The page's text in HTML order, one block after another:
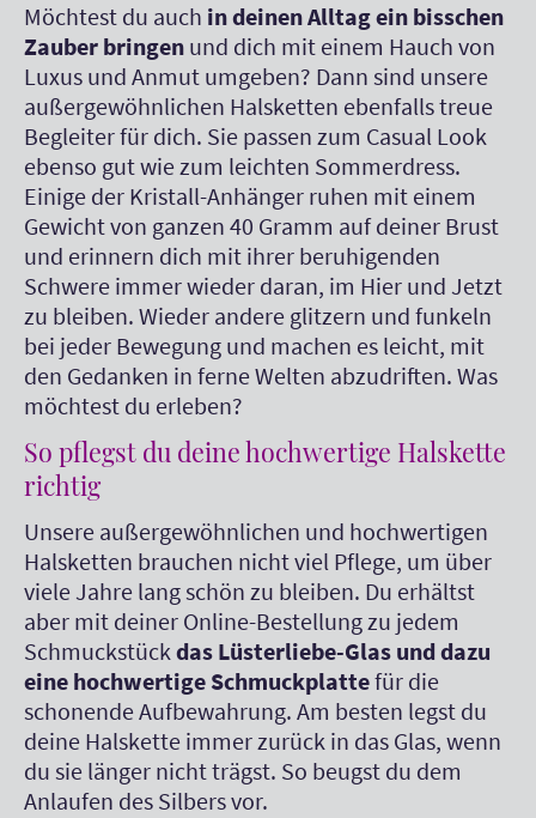
Möchtest du auch in deinen Alltag ein bisschen
Zauber bringen und dich mit einem Hauch von
Luxus und Anmut umgeben? Dann sind unsere
außergewöhnlichen Halsketten ebenfalls treue
Begleiter für dich. Sie passen zum Casual Look
ebenso gut wie zum leichten Sommerdress.
Einige der Kristall-Anhänger ruhen mit einem
Gewicht von ganzen 40 Gramm auf deiner Brust
und erinnern dich mit ihrer beruhigenden
Schwere immer wieder daran, im Hier und Jetzt
zu bleiben. Wieder andere glitzern und funkeln
bei jeder Bewegung und machen es leicht, mit
den Gedanken in ferne Welten abzudriften. Was
möchtest du erleben?
So pflegst du deine hochwertige Halskette
richtig
Unsere außergewöhnlichen und hochwertigen
Halsketten brauchen nicht viel Pflege, um über
viele Jahre lang schön zu bleiben. Du erhältst
aber mit deiner Online-Bestellung zu jedem
Schmuckstückdas Lüsterliebe-Glas und dazu
eine hochwertige Schmuckplattefür die
schonende Aufbewahrung. Am besten legst du
deine Halskette immer zurück in das Glas, wenn
du sie länger nicht trägst. So beugst du dem
Anlaufen des Silbers vor.